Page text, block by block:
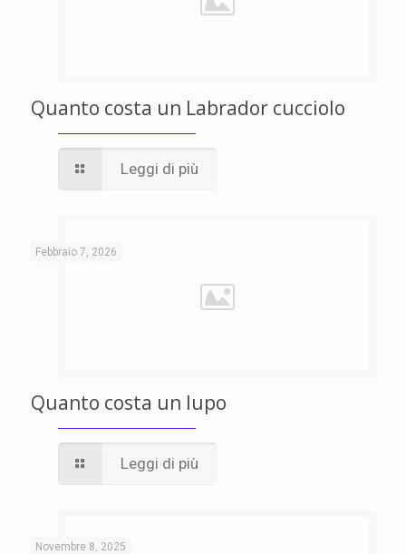
Quanto costa un Labrador cucciolo
Leggi di più
Febbraio 7, 2026
Quanto costa un lupo
Leggi di più
Novembre 8, 2025